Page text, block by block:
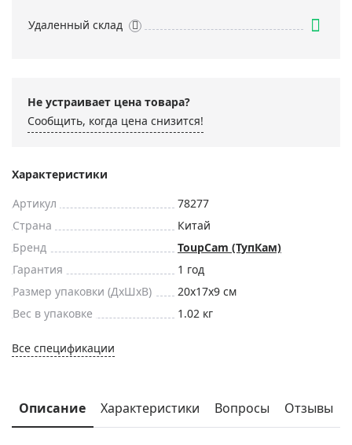
Удаленный склад
Не устраивает цена товара?
Сообщить, когда цена снизится!
Характеристики
Артикул
78277
Страна
Китай
Бренд
ToupCam (ТупКам)
Гарантия
1 год
Размер упаковки (ДxШxВ)
20x17x9 см
Вес в упаковке
1.02 кг
Все спецификации
Описание Характеристики Вопросы Отзывы